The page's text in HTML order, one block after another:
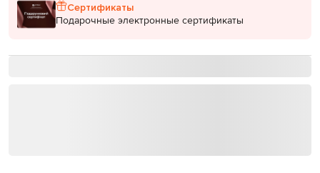
Сертификаты
Подарочные электронные сертификаты